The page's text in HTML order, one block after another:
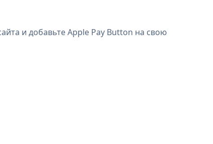
и добавьте Apple Pay Button на свою